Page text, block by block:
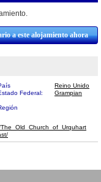
a este alojamiento ahora
Reino Unido
Federal: Grampian